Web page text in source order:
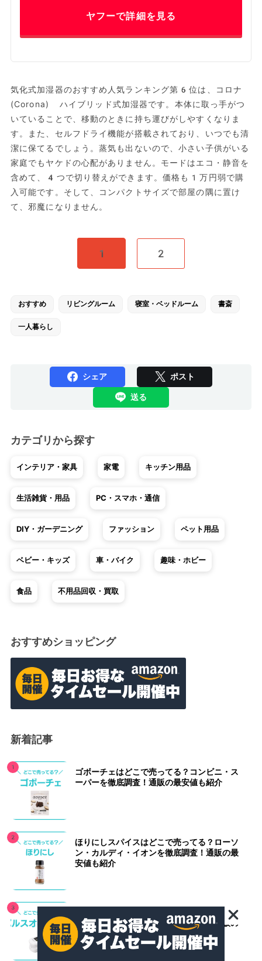
ヤフーで詳細を見る
気化式加湿器のおすすめ人気ランキング第6位は、コロナ
(Corona) ハイブリッド式加湿器です。本体に取っ手がつ
いていることで、移動のときに持ち運びがしやすくなりま
す。また、セルフドライ機能が搭載されており、いつでも清
潔に保てるでしょう。蒸気も出ないので、小さい子供がいる
家庭でもヤケドの心配がありません。モードはエコ・静音を
含めて、4つで切り替えができます。価格も1万円弱で購
入可能です。そして、コンパクトサイズで部屋の隅に置け
て、邪魔になりません。
1 2
おすすめ リビングルーム 寝室・ベッドルーム 書斎
一人暮らし
シェア ポスト
送る
カテゴリから探す
インテリア・家具 家電 キッチン用品
生活雑貨・用品 PC・スマホ・通信
DIY・ガーデニング ファッション ペット用品
ベビー・キッズ 車・バイク 趣味・ホビー
食品 不用品回収・買取
おすすめショッピング
新着記事
ゴボーチェはどこで売ってる？コンビニ・ス
ーパーを徹底調査！通販の最安値も紹介
ほりにしスパイスはどこで売ってる？ローソ
ン・カルディ・イオンを徹底調査！通販の最
安値も紹介
パルスオキシメータはどこで売ってる？ウエ
ルシア・マツキヨ・薬局を徹底調査！通販の
最安値も紹介